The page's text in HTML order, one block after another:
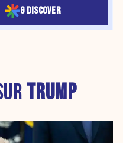
G DISCOVER
TRUMP